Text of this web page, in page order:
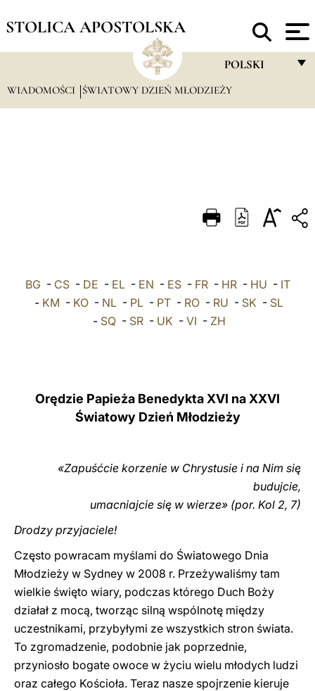
STOLICA APOSTOLSKA
POLSKI
FRANÇAIS
DEUTSCH
العربيّة
中文
WIADOMOŚCI ŚWIATOWY DZIEŃ MŁODZIEŻY
BG - CS- DE - EL- EN - ES- FR- HR- HU - IT
- KM - KO - NL - PL - PT - RO - RU - SK - SL
- SQ- SR- UK - VI - ZH
Orędzie Papieża Benedykta XVI na XXVI
Światowy Dzień Młodzieży
«Zapuśćcie korzenie w Chrystusie i na Nim się
budujcie,
umacniajcie się w wierze» (por. Kol 2, 7)
Drodzy przyjaciele!
Często powracam myślami do Światowego Dnia
Młodzieży w Sydney w 2008 r. Przeżywaliśmy tam
wielkie święto wiary, podczas którego Duch Boży
działał z mocą, tworząc silną wspólnotę między
uczestnikami, przybyłymi ze wszystkich stron świata.
To zgromadzenie, podobnie jak poprzednie,
przyniosło bogate owoce w życiu wielu młodych ludzi
oraz całego Kościoła. Teraz nasze spojrzenie kieruje